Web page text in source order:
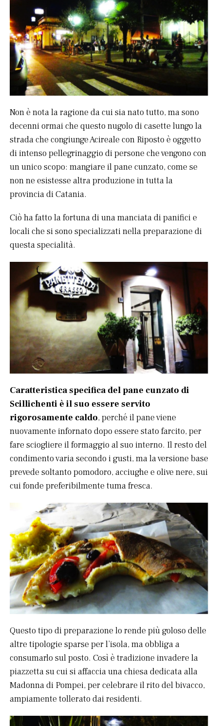
Non è nota la ragione da cui sia nato tutto, ma sono
decenni ormai che questo nugolo di casette lungo la
strada che congiunge Acireale con Riposto è oggetto
di intenso pellegrinaggio di persone che vengono con
un unico scopo: mangiare il pane cunzato, come se
non ne esistesse altra produzione in tutta la
provincia di Catania.
Ciò ha fatto la fortuna di una manciata di panifici e
locali che si sono specializzati nella preparazione di
questa specialità.
Caratteristica specifica del pane cunzato di
Scillichenti è il suo essere servito
rigorosamente caldo, perché il pane viene
nuovamente infornato dopo essere stato farcito, per
fare sciogliere il formaggio al suo interno. Il resto del
condimento varia secondo i gusti, ma la versione base
prevede soltanto pomodoro, acciughe e olive nere, sui
cui fonde preferibilmente tuma fresca.
Questo tipo di preparazione lo rende più goloso delle
altre tipologie sparse per l’isola, ma obbliga a
consumarlo sul posto. Così è tradizione invadere la
piazzetta su cui si affaccia una chiesa dedicata alla
Madonna di Pompei, per celebrare il rito del bivacco,
ampiamente tollerato dai residenti.